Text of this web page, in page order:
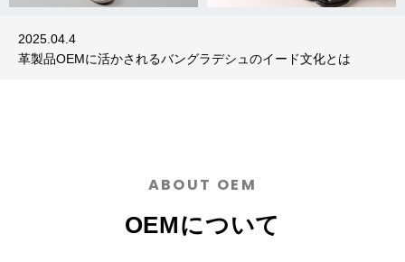
2025.07.11
イタリアンレザーで革製品OEM バングラデシュ生産の強み
2025.04.4
革製品OEMに活かされるバングラデシュのイード文化とは
2024.12.24
バッグOEM製作：マクアケで大成功を収めたその裏側とは？
2024.11.7
リサイクルレザーとは？環境に配慮したサステナブルな素材で
ABOUT OEM
OEMについて